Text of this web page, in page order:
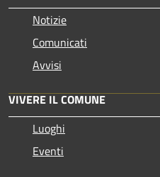
Notizie
Comunicati
Avvisi
VIVERE IL COMUNE
Luoghi
Eventi